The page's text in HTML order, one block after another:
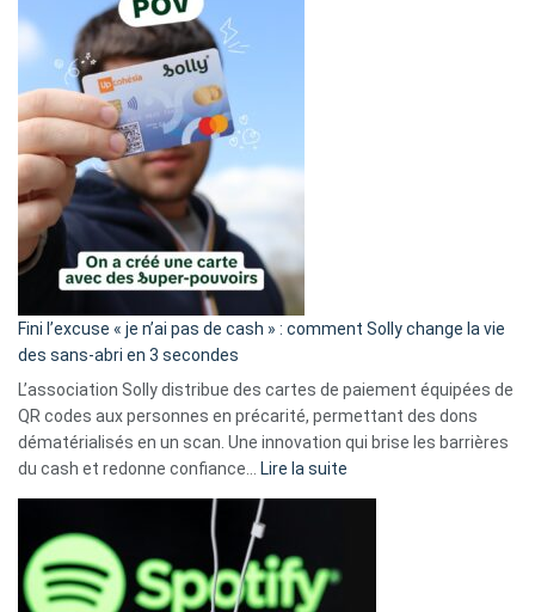
Fini l’excuse « je n’ai pas de cash » : comment Solly change la vie
des sans-abri en 3 secondes
L’association Solly distribue des cartes de paiement équipées de
QR codes aux personnes en précarité, permettant des dons
dématérialisés en un scan. Une innovation qui brise les barrières
du cash et redonne confiance…
Lire la suite